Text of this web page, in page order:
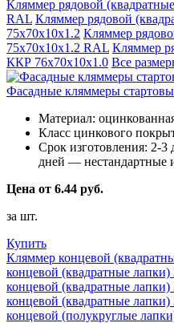
Кляммер рядовой
RAL Кляммер рядовой
75х70х10х1.2 Кляммер
75х70х10х1.2 RAL Кляммер
ККР 76х70х10х1.0 Все
Фасадные кляммеры
Материал:
Класс цинкового
Срок изготовления: 2-3
дней — нестандартные
Цена от 6.44 руб.
за шт.
Купить
Кляммер концевой
концевой (квадратные
концевой (квадратные лапки)
концевой (квадратные
концевой (полукруглые